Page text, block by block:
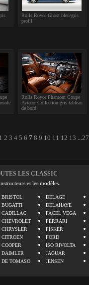
Rolls Royce Ghost bleu/gris
profil
Rolls Royce Phantom Coupe
Aviator Collection gris tableau
de bord
1 2 3 4 5 6 7 8 9 10 11 12 13 ...27
LES CLASSIC
et les modèles.
BRISTOL
BUGATTI
CADILLAC
CHEVROLET
CHRYSLER
CITROEN
COOPER
DAIMLER
DE TOMASO
DELAGE
DELAHAYE
FACEL VEGA
FERRARI
FISKER
FORD
ISO RIVOLTA
JAGUAR
JENSEN